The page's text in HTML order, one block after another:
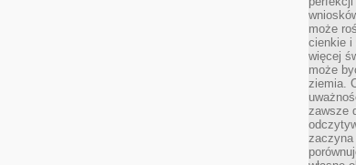
może
cienkie i
więcej
może
ziemia.
zawsze
zaczyna